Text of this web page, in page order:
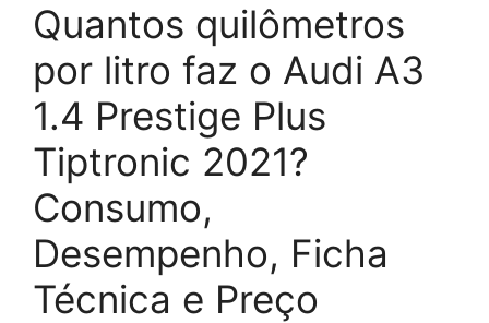
Quantos quilômetros
por litro faz o Audi A3
1.4 Prestige Plus
Tiptronic 2021?
Consumo,
Desempenho, Ficha
Técnica e Preço